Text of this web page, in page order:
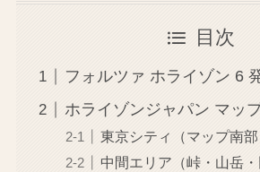
目次
フォルツァ ホライゾン 6
ホライゾンジャパン マッ
東京シティ（マップ南部
中間エリア（峠・山岳・